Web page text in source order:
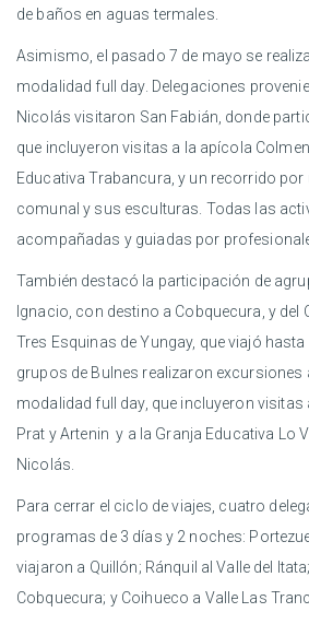
de baños en aguas termales.
Asimismo, el pasado 7 de mayo se
modalidad full day. Delegaciones
Nicolás visitaron San Fabián, donde
que incluyeron visitas a la apícola
Educativa Trabancura, y un recorrido por
comunal y sus esculturas. Todas las
acompañadas y guiadas por
También destacó la participación de
Ignacio, con destino a Cobquecura, y del
Tres Esquinas de Yungay, que viajó hasta
grupos de Bulnes realizaron excursiones
modalidad full day, que incluyeron
Prat y Artenin y a la Granja Educativa Lo
Nicolás.
Para cerrar el ciclo de viajes, cuatro
programas de 3 días y 2 noches:
viajaron a Quillón; Ránquil al Valle del
Cobquecura; y Coihueco a Valle Las